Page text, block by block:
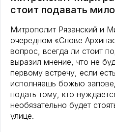
стоит подавать
Митрополит Рязанский и
очередном «Слове
вопрос, всегда ли стоит
выразил мнение, что не
первому встречу, если
исполняешь божью
подать тому, кто
необязательно будет
улице.